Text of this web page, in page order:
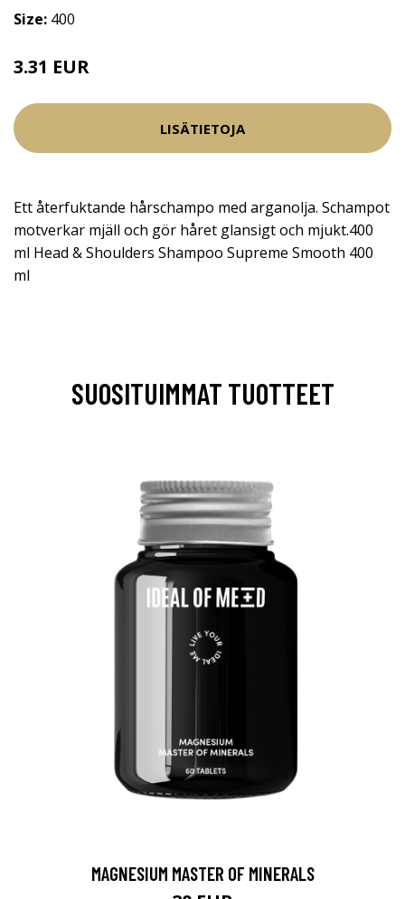
Size: 400
3.31 EUR
LISÄTIETOJA
Ett återfuktande hårschampo med arganolja. Schampot
motverkar mjäll och gör håret glansigt och mjukt.400
ml Head & Shoulders Shampoo Supreme Smooth 400
ml
SUOSITUIMMAT TUOTTEET
MAGNESIUM MASTER OF MINERALS